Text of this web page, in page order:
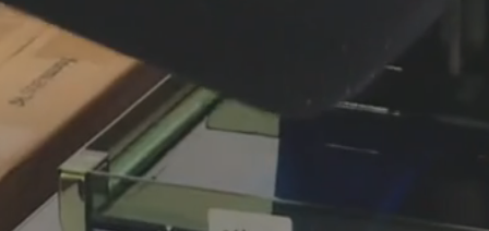
NOUS CONTACTER
Vous avez un projet ?
contact@studiozigdesign.com
+33(0)6 74 38 26 53
Mentions Légales